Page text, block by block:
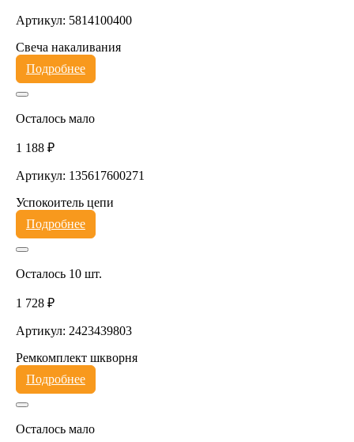
Артикул: 5814100400
Свеча накаливания
Подробнее
Осталось мало
1 188 ₽
Артикул: 135617600271
Успокоитель цепи
Подробнее
Осталось 10 шт.
1 728 ₽
Артикул: 2423439803
Ремкомплект шкворня
Подробнее
Осталось мало